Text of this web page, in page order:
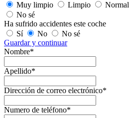
Muy limpio
Limpio Normal
No sé
Ha sufrido accidentes este coche
Sí
No
No sé
Guardar y continuar
Nombre*
Apellido*
Dirección de correo electrónico*
Numero de teléfono*